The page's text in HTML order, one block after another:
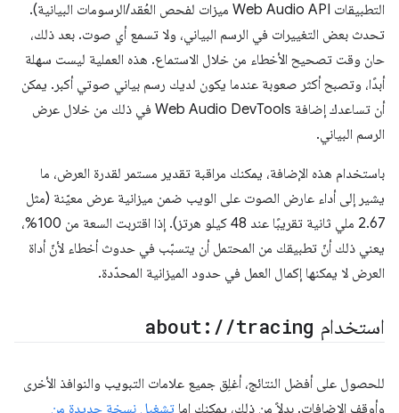
التطبيقات Web Audio API ميزات لفحص العُقد/الرسومات البيانية).
تحدث بعض التغييرات في الرسم البياني، ولا تسمع أي صوت. بعد ذلك،
حان وقت تصحيح الأخطاء من خلال الاستماع. هذه العملية ليست سهلة
أبدًا، وتصبح أكثر صعوبة عندما يكون لديك رسم بياني صوتي أكبر. يمكن
أن تساعدك إضافة Web Audio DevTools في ذلك من خلال عرض
الرسم البياني.
باستخدام هذه الإضافة، يمكنك مراقبة تقدير مستمر لقدرة العرض، ما
يشير إلى أداء عارض الصوت على الويب ضمن ميزانية عرض معيّنة (مثل
2.67 ملي ثانية تقريبًا عند 48 كيلو هرتز). إذا اقتربت السعة من 100%،
يعني ذلك أنّ تطبيقك من المحتمل أن يتسبّب في حدوث أخطاء لأنّ أداة
العرض لا يمكنها إكمال العمل في حدود الميزانية المحدّدة.
استخدام about: //tracing
للحصول على أفضل النتائج، أغلِق جميع علامات التبويب والنوافذ الأخرى
وأوقِف الإضافات. بدلاً من ذلك، يمكنك إما تشغيل نسخة جديدة من